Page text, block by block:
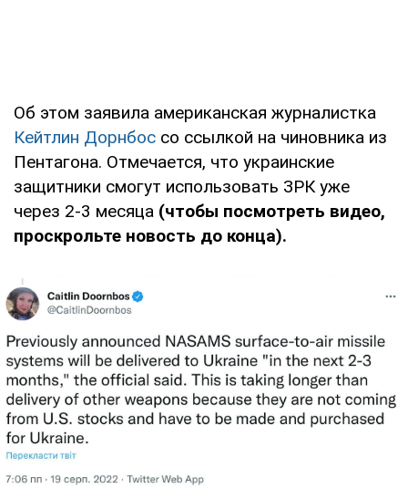
Об этом заявила американская журналистка
Кейтлин Дорнбос со ссылкой на чиновника из
Пентагона. Отмечается, что украинские
защитники смогут использовать ЗРК уже
через 2-3 месяца (чтобы посмотреть видео,
проскрольте новость до конца).